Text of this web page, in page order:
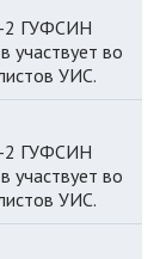
2 ГУФСИН
участвует во
УИС.
2 ГУФСИН
участвует во
УИС.